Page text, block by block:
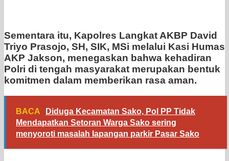
Sementara itu, Kapolres Langkat AKBP David
Triyo Prasojo, SH, SIK, MSi melalui Kasi Humas
AKP Jakson, menegaskan bahwa kehadiran
Polri di tengah masyarakat merupakan bentuk
komitmen dalam memberikan rasa aman.
BACA
Diduga Kecamatan Sako, Pol PP Tidak
Mendapatkan Setoran Warga Sako sering
menyoroti masalah lapangan parkir Pasar Sako